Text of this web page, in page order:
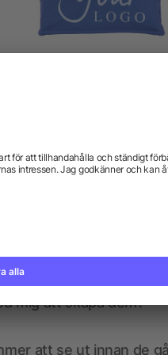
mig att skapa dem?
att se ut innan de